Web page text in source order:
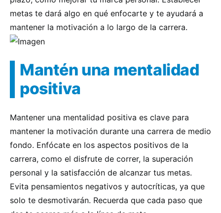
metas te dará algo en qué enfocarte y te ayudará a
mantener la motivación a lo largo de la carrera.
Mantén una mentalidad
positiva
Mantener una mentalidad positiva es clave para
mantener la motivación durante una carrera de medio
fondo. Enfócate en los aspectos positivos de la
carrera, como el disfrute de correr, la superación
personal y la satisfacción de alcanzar tus metas.
Evita pensamientos negativos y autocríticas, ya que
solo te desmotivarán. Recuerda que cada paso que